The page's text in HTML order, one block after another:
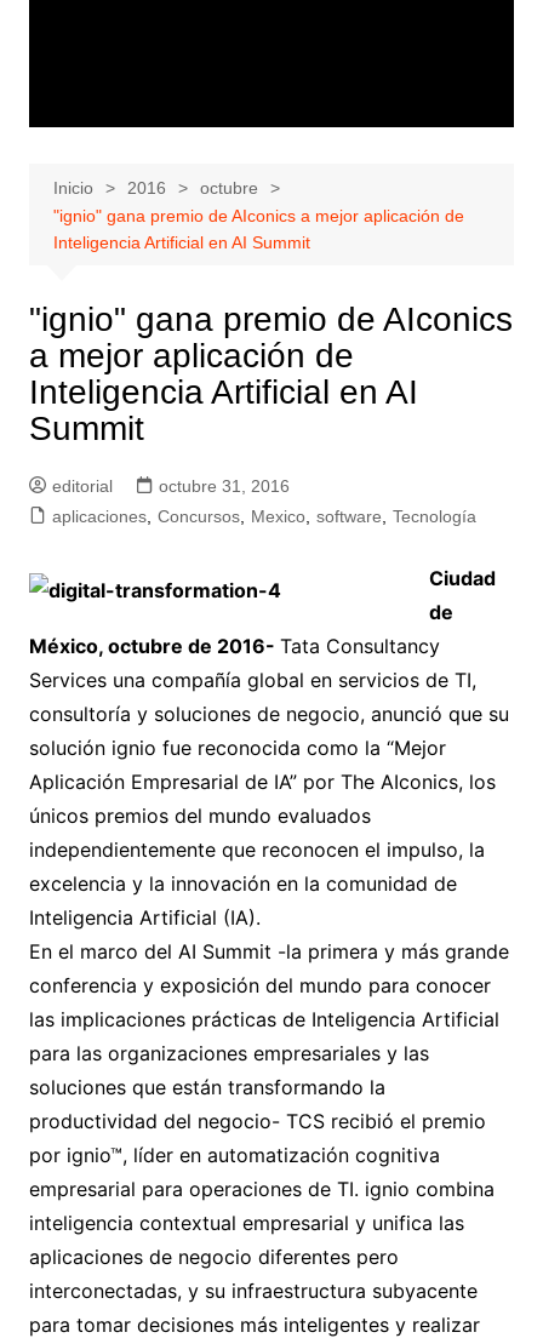
Inicio 2016
octubre
"ignio" gana premio de AIconics a mejor aplicación de
Inteligencia Artificial en AI Summit
"ignio" gana premio de AIconics
a mejor aplicación de
Inteligencia Artificial en AI
Summit
editorial
octubre 31, 2016
aplicaciones, Concursos, Mexico, software Tecnología
Ciudad
de
México, octubre de 2016- Tata Consultancy
Services una compañía global en servicios de TI,
consultoría y soluciones de negocio, anunció que su
solución ignio fue reconocida como la “Mejor
Aplicación Empresarial de IA” por The AIconics, los
únicos premios del mundo evaluados
independientemente que reconocen el impulso, la
excelencia y la innovación en la comunidad de
Inteligencia Artificial (IA).
En el marco del AI Summit -la primera y más grande
conferencia y exposición del mundo para conocer
las implicaciones prácticas de Inteligencia Artificial
para las organizaciones empresariales y las
soluciones que están transformando la
productividad del negocio- TCS recibió el premio
por ignio™, líder en automatización cognitiva
empresarial para operaciones de TI. ignio combina
inteligencia contextual empresarial y unifica las
aplicaciones de negocio diferentes pero
interconectadas, y su infraestructura subyacente
para tomar decisiones más inteligentes y realizar